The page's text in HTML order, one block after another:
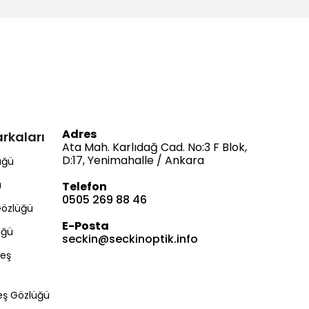
Gözlüğü
Adres
Ata Mah. Karlıdağ Cad. No:3 F Blok,
D:17, Yenimahalle / Ankara
Telefon
0505 269 88 46
E-Posta
seckin@seckinoptik.info